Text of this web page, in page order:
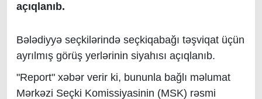
açıqlanıb.
Bələdiyyə seçkilərində seçkiqabağı təşviqat üçün
ayrılmış görüş yerlərinin siyahısı açıqlanıb.
"Report" xəbər verir ki, bununla bağlı məlumat
Mərkəzi Seçki Komissiyasinin (MSK) rəsmi